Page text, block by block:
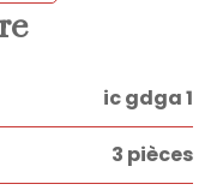
ic gdga 1
3 pièces